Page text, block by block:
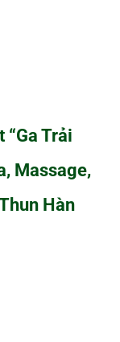
“Ga Trải
Massage,
Hàn